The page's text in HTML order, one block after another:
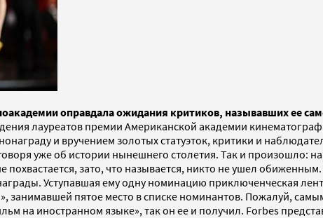
оправдала ожидания критиков, называвших ее
лауреатов премии Американской академии
и вручением золотых статуэток, критики и
уже об истории нынешнего столетия. Так и произошло:
похвастается, зато, что называется, никто не ушел
Уступавшая ему одну номинацию приключенческая
занимавшей пятое место в списке номинантов. Пожалуй,
на иностранном языке», так он ее и получил. Forbes